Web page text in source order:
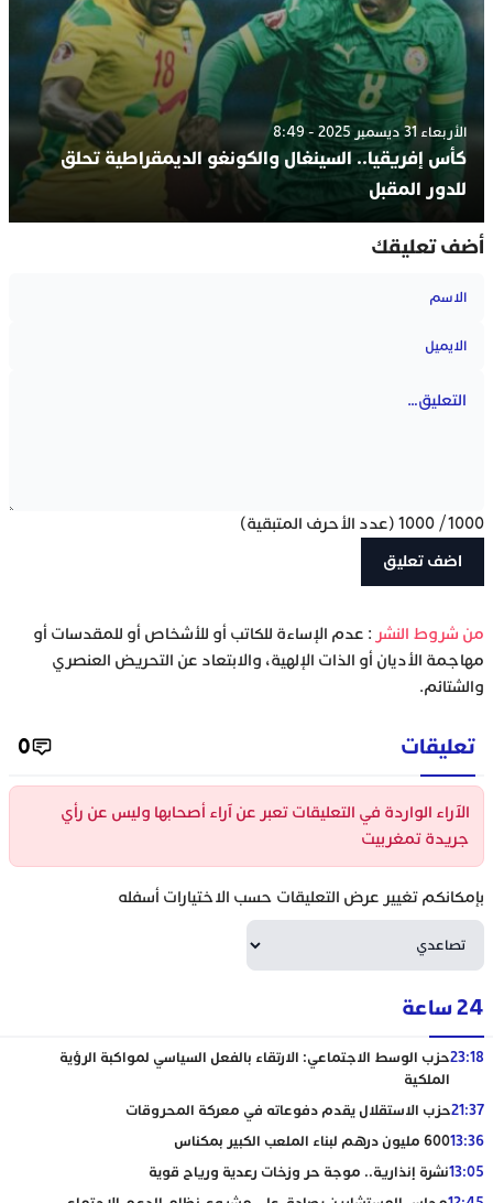
الأربعاء 31 ديسمبر 2025 - 8:49
كأس إفريقيا.. السينغال والكونغو الديمقراطية تحلق
للدور المقبل
أضف تعليقك
1000
/
1000 (عدد الأحرف المتبقية)
‫من شروط النشر : عدم الإساءة للكاتب أو للأشخاص أو للمقدسات أو
مهاجمة الأديان أو الذات الإلهية، والابتعاد عن التحريض العنصري
والشتائم.
تعليقات 0
الآراء الواردة في التعليقات تعبر عن آراء أصحابها وليس عن رأي
جريدة تمغربيت
بإمكانكم تغيير عرض التعليقات حسب الاختيارات أسفله
24 ساعة
23:18حزب الوسط الاجتماعي: الارتقاء بالفعل السياسي لمواكبة الرؤية
الملكية
21:37حزب الاستقلال يقدم دفوعاته في معركة المحروقات
13:36600 مليون درهم لبناء الملعب الكبير بمكناس
13:05نشرة إنذارية.. موجة حر وزخات رعدية ورياح قوية